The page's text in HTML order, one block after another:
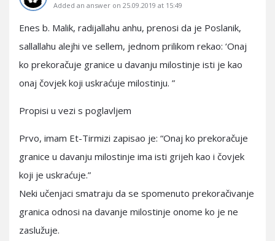
Added an answer on 25.09.2019 at 15:49
Enes b. Malik, radijallahu anhu, prenosi da je Poslanik,
sallallahu alejhi ve sellem, jednom prilikom rekao: ‘Onaj
ko prekoračuje granice u davanju milostinje isti je kao
onaj čovjek koji uskraćuje milostinju. ”
Propisi u vezi s poglavljem
Prvo, imam Et-Tirmizi zapisao je: “Onaj ko prekoračuje
granice u davanju milostinje ima isti grijeh kao i čovjek
koji je uskraćuje.”
Neki učenjaci smatraju da se spomenuto prekoračivanje
granica odnosi na davanje milostinje onome ko je ne
zaslužuje.